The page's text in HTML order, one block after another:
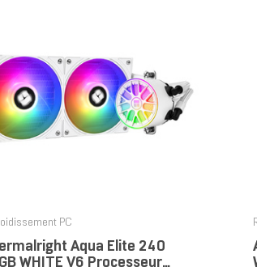
PC
Aqua Elite 240
WHITE V6 Processeur